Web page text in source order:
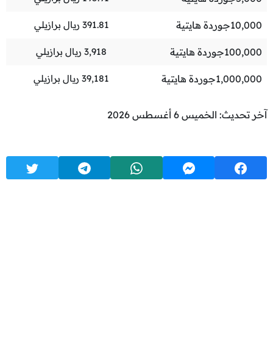
10,000جوردة هايتية 391.81 ريال برازيلي
100,000جوردة هايتية 3,918 ريال برازيلي
1,000,000جوردة هايتية 39,181 ريال برازيلي
آخر تحديث: الخميس 6 أغسطس 2026